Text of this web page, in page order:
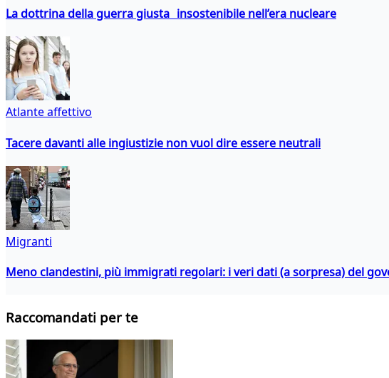
La dottrina della guerra giusta insostenibile nell’era nucleare
Atlante affettivo
Tacere davanti alle ingiustizie non vuol dire essere neutrali
Migranti
Meno clandestini, più immigrati regolari: i veri dati (a sorpresa) del
Raccomandati per te